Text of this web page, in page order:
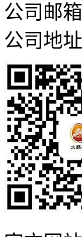
公司邮
公司地